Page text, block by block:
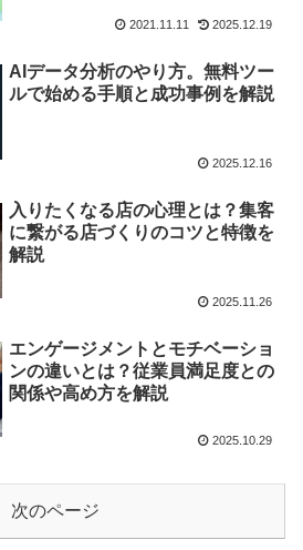
2021.11.11 2025.12.19
AIデータ分析のやり方。無料ツー
ルで始める手順と成功事例を解説
2025.12.16
入りたくなる店の心理とは？集客
に繋がる店づくりのコツと特徴を
解説
2025.11.26
エンゲージメントとモチベーショ
ンの違いとは？従業員満足度との
関係や高め方を解説
2025.10.29
次のページ